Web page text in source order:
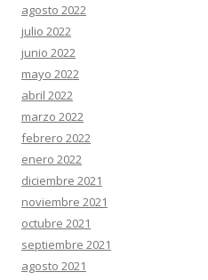
agosto 2022
julio 2022
junio 2022
mayo 2022
abril 2022
marzo 2022
febrero 2022
enero 2022
diciembre 2021
noviembre 2021
octubre 2021
septiembre 2021
agosto 2021